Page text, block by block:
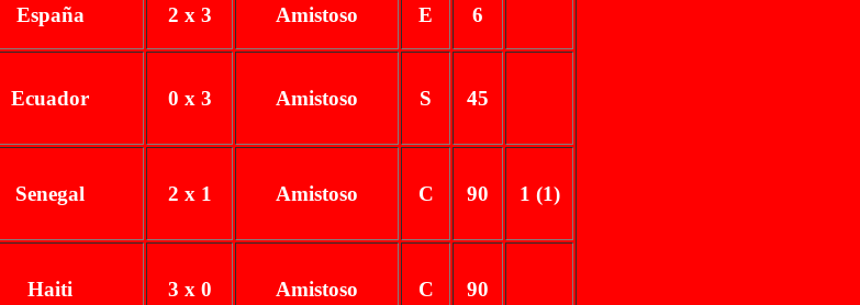
España 2 x 3 Amistoso E 6
Ecuador 0 x 3 Amistoso S 45
Senegal 2 x 1 Amistoso C 90 1 (1)
Haiti 3 x 0 Amistoso C 90